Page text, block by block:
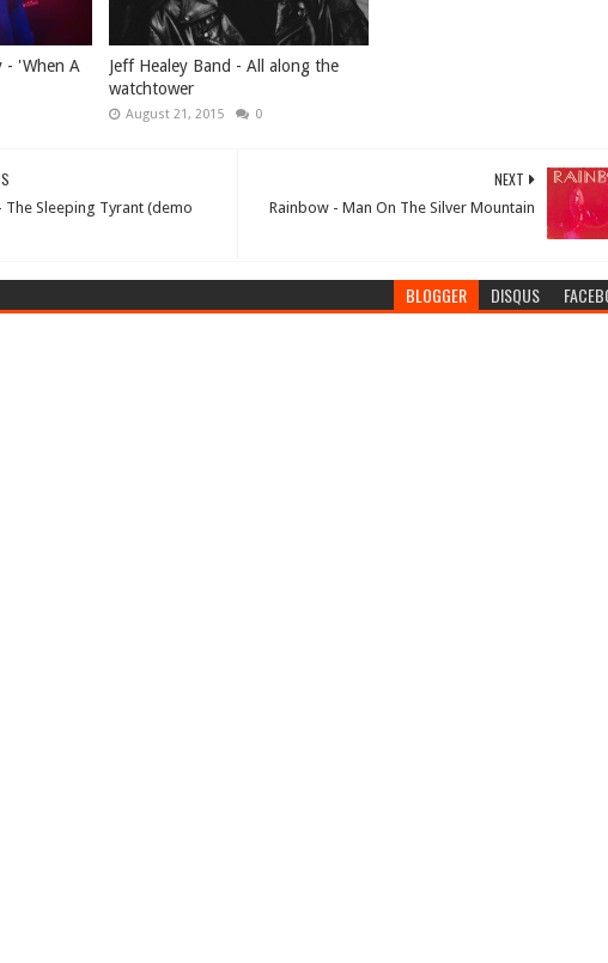
- 'When A
Jeff Healey Band - All along the
watchtower
August 21, 2015 0
NEXT
Rainbow - Man On The Silver Mountain
The Sleeping Tyrant (demo
BLOGGER DISQUS